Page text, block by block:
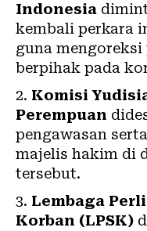
Indonesia
kembali perkara
guna
berpihak pada
Komisi
Perempuan
pengawasan
majelis hakim di
tersebut.
Lembaga
Korban (LPSK)